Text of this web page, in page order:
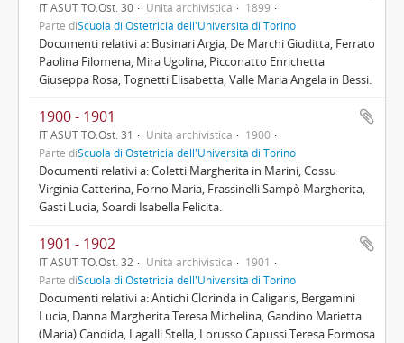
IT ASUT TO.Ost. 30 Unità archivistica
1899
Parte diScuola di Ostetricia dell'Università di Torino
Documenti relativi a: Businari Argia, De Marchi Giuditta, Ferrato
Paolina Filomena, Mira Ugolina, Picconatto Enrichetta
Giuseppa Rosa, Tognetti Elisabetta, Valle Maria Angela in Bessi.
1900 - 1901
IT ASUT TO.Ost. 31 Unità archivistica
1900
Parte diScuola di Ostetricia dell'Università di Torino
Documenti relativi a: Coletti Margherita in Marini, Cossu
Virginia Catterina, Forno Maria, Frassinelli Sampò Margherita,
Gasti Lucia, Soardi Isabella Felicita.
1901 - 1902
IT ASUT TO.Ost. 32 Unità archivistica
1901
Parte diScuola di Ostetricia dell'Università di Torino
Documenti relativi a: Antichi Clorinda in Caligaris, Bergamini
Lucia, Danna Margherita Teresa Michelina, Gandino Marietta
(Maria) Candida, Lagalli Stella, Lorusso Capussi Teresa Formosa